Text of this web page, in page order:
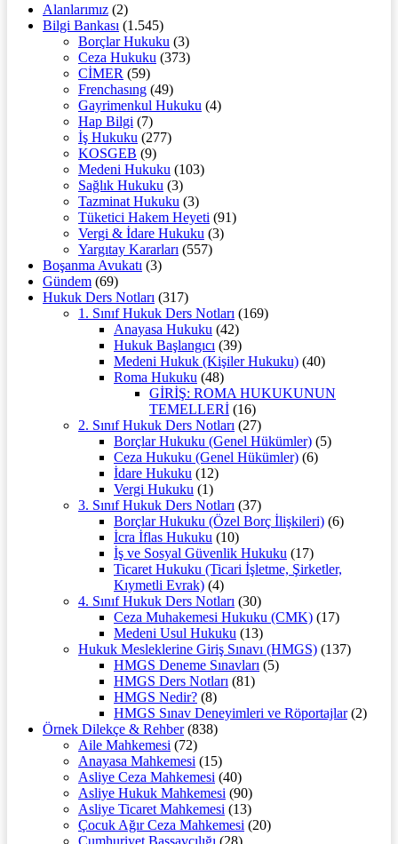
Alanlarımız (2)
Bilgi Bankası (1.545)
Borçlar Hukuku (3)
Ceza Hukuku (373)
CİMER (59)
Frenchasıng (49)
Gayrimenkul Hukuku (4)
Hap Bilgi (7)
İş Hukuku (277)
KOSGEB (9)
Medeni Hukuku (103)
Sağlık Hukuku (3)
Tazminat Hukuku (3)
Tüketici Hakem Heyeti (91)
Vergi & İdare Hukuku (3)
Yargıtay Kararları (557)
Boşanma Avukatı (3)
Gündem (69)
Hukuk Ders Notları (317)
1. Sınıf Hukuk Ders Notları (169)
Anayasa Hukuku (42)
Hukuk Başlangıcı (39)
Medeni Hukuk (Kişiler Hukuku) (40)
Roma Hukuku (48)
GİRİŞ: ROMA HUKUKUNUN
TEMELLERİ (16)
2. Sınıf Hukuk Ders Notları (27)
Borçlar Hukuku (Genel Hükümler) (5)
Ceza Hukuku (Genel Hükümler) (6)
İdare Hukuku (12)
Vergi Hukuku (1)
3. Sınıf Hukuk Ders Notları (37)
Borçlar Hukuku (Özel Borç İlişkileri) (6)
İcra İflas Hukuku (10)
İş ve Sosyal Güvenlik Hukuku (17)
Ticaret Hukuku (Ticari İşletme, Şirketler,
Kıymetli Evrak) (4)
4. Sınıf Hukuk Ders Notları (30)
Ceza Muhakemesi Hukuku (CMK) (17)
Medeni Usul Hukuku (13)
Hukuk Mesleklerine Giriş Sınavı (HMGS) (137)
HMGS Deneme Sınavları (5)
HMGS Ders Notları (81)
HMGS Nedir? (8)
HMGS Sınav Deneyimleri ve Röportajlar(2)
Örnek Dilekçe & Rehber(838)
Aile Mahkemesi (72)
Anayasa Mahkemesi (15)
Asliye Ceza Mahkemesi (40)
Asliye Hukuk Mahkemesi (90)
Asliye Ticaret Mahkemesi (13)
Çocuk Ağır Ceza Mahkemesi (20)
Cumhuriyet Başsavcılığı (28)